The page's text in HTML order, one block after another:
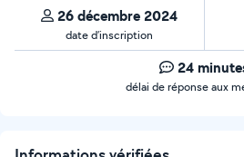
26 décembre 2024
date d’inscription
24
délai de réponse aux